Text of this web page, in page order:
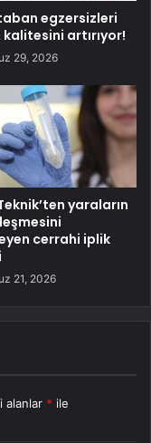
egzersizleri
artırıyor!
29, 2026
yaraların
cerrahi iplik
21, 2026
alanlar * ile